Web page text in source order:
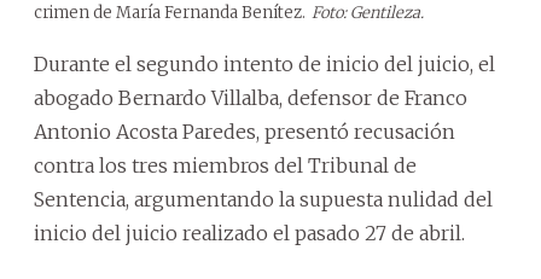
crimen de María Fernanda Benítez. Foto: Gentileza.
Durante el segundo intento de inicio del juicio, el
abogado Bernardo Villalba, defensor de Franco
Antonio Acosta Paredes, presentó recusación
contra los tres miembros del Tribunal de
Sentencia, argumentando la supuesta nulidad del
inicio del juicio realizado el pasado 27 de abril.